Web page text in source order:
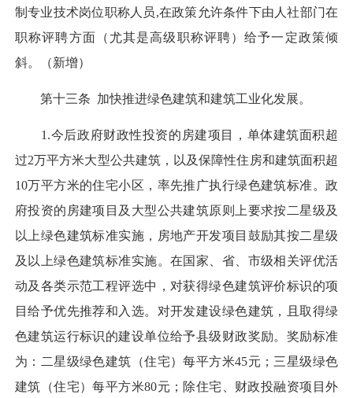
制专业技术岗位职称人员,在政策允许条件下由人社部门在
职称评聘方面（尤其是高级职称评聘）给予一定政策倾
斜。（新增）
第十三条 加快推进绿色建筑和建筑工业化发展。
1.今后政府财政性投资的房建项目，单体建筑面积超
过2万平方米大型公共建筑，以及保障性住房和建筑面积超
10万平方米的住宅小区，率先推广执行绿色建筑标准。政
府投资的房建项目及大型公共建筑原则上要求按二星级及
以上绿色建筑标准实施，房地产开发项目鼓励其按二星级
及以上绿色建筑标准实施。在国家、省、市级相关评优活
动及各类示范工程评选中，对获得绿色建筑评价标识的项
目给予优先推荐和入选。对开发建设绿色建筑，且取得绿
色建筑运行标识的建设单位给予县级财政奖励。奖励标准
为：二星级绿色建筑（住宅）每平方米45元；三星级绿色
建筑（住宅）每平方米80元；除住宅、财政投融资项目外